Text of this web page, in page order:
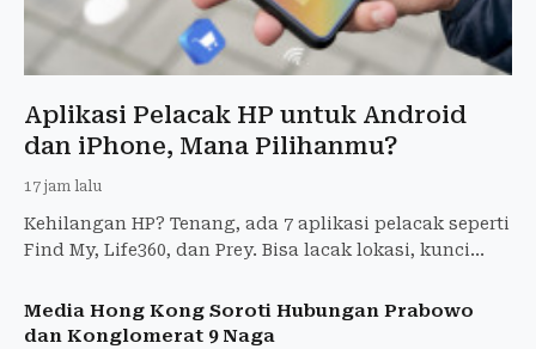
Aplikasi Pelacak HP untuk Android
dan iPhone, Mana Pilihanmu?
17 jam lalu
Kehilangan HP? Tenang, ada 7 aplikasi pelacak seperti
Find My, Life360, dan Prey. Bisa lacak lokasi, kunci
Media Hong Kong Soroti Hubungan Prabowo
dan Konglomerat 9 Naga